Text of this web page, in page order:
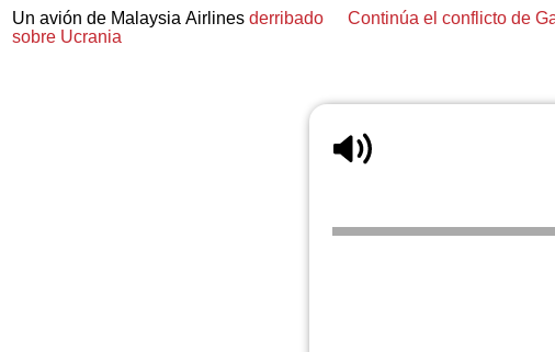
Un avión de Malaysia Airlinesderribado
sobre Ucrania
Continúa el conflicto de